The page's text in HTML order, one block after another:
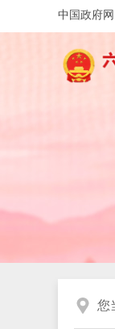
中国政府网
您